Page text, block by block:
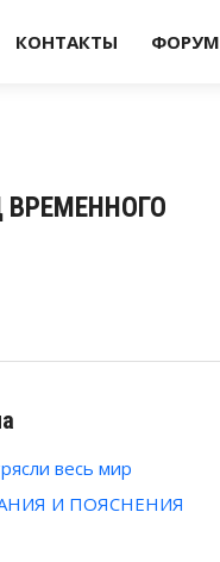
КОНТАКТЫ ФОРУМ
ВРЕМЕННОГО
весь мир
И ПОЯСНЕНИЯ